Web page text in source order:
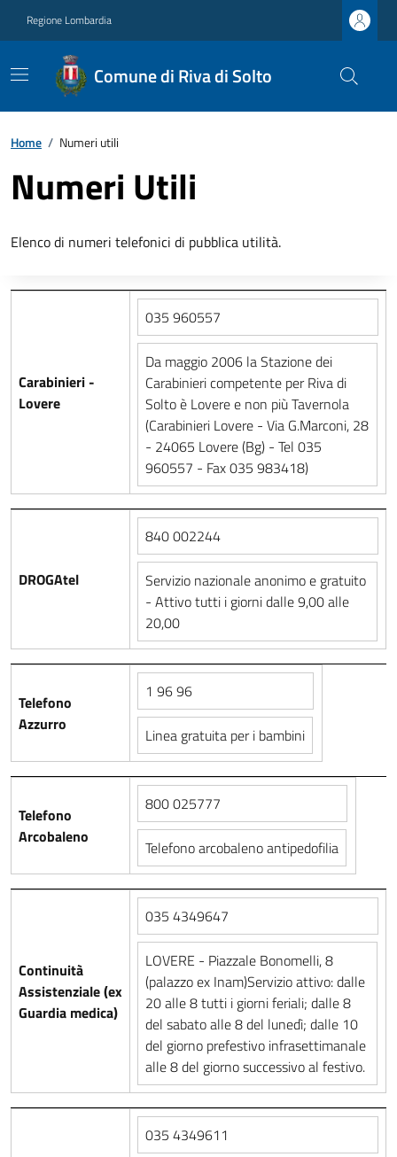
Regione Lombardia
Comune di Riva di Solto
Home / Numeri utili
Numeri Utili
Elenco di numeri telefonici di pubblica utilità.
Carabinieri -
Lovere
035 960557
Da maggio 2006 la Stazione dei
Carabinieri competente per Riva di
Solto è Lovere e non più Tavernola
(Carabinieri Lovere - Via G.Marconi, 28
- 24065 Lovere (Bg) - Tel 035
960557 - Fax 035 983418)
DROGAtel
840 002244
Servizio nazionale anonimo e gratuito
- Attivo tutti i giorni dalle 9,00 alle
20,00
Telefono
Azzurro
1 96 96
Linea gratuita per i bambini
Telefono
Arcobaleno
800 025777
Telefono arcobaleno antipedofilia
Continuità
Assistenziale (ex
Guardia medica)
035 4349647
LOVERE - Piazzale Bonomelli, 8
(palazzo ex Inam)Servizio attivo: dalle
20 alle 8 tutti i giorni feriali; dalle 8
del sabato alle 8 del lunedì; dalle 10
del giorno prefestivo infrasettimanale
alle 8 del giorno successivo al festivo.
035 4349611